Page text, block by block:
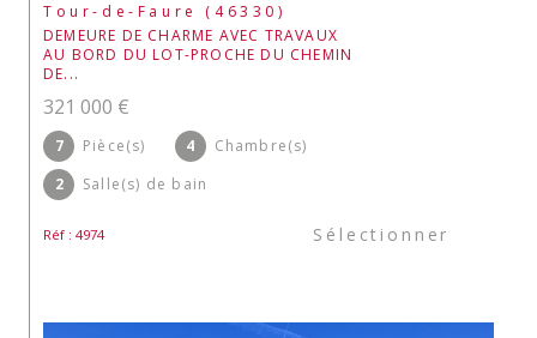
Tour-de-Faure (46330)
DEMEURE DE CHARME AVEC TRAVAUX
AU BORD DU LOT-PROCHE DU CHEMIN
DE...
321 000 €
7 Pièce(s) 4
Chambre(s)
2
Salle(s) de bain
Réf : 4974 Sélectionner